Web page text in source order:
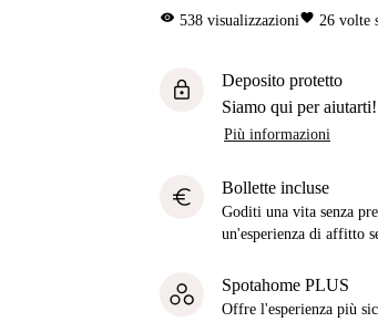
visibility 538 visualizzazionifavorite 26 volte
lock
Deposito protetto
Siamo qui per
Più informazioni
euro Bollette incluse
Goditi una vita senza
un'esperienza di affitto
Spotahome PLUS
Offre l'esperienza più